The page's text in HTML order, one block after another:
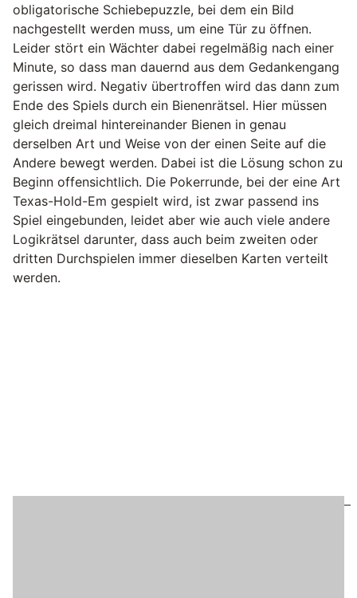
obligatorische Schiebepuzzle, bei dem ein Bild
nachgestellt werden muss, um eine Tür zu öffnen.
Leider stört ein Wächter dabei regelmäßig nach einer
Minute, so dass man dauernd aus dem Gedankengang
gerissen wird. Negativ übertroffen wird das dann zum
Ende des Spiels durch ein Bienenrätsel. Hier müssen
gleich dreimal hintereinander Bienen in genau
derselben Art und Weise von der einen Seite auf die
Andere bewegt werden. Dabei ist die Lösung schon zu
Beginn offensichtlich. Die Pokerrunde, bei der eine Art
Texas-Hold-Em gespielt wird, ist zwar passend ins
Spiel eingebunden, leidet aber wie auch viele andere
Logikrätsel darunter, dass auch beim zweiten oder
dritten Durchspielen immer dieselben Karten verteilt
werden.